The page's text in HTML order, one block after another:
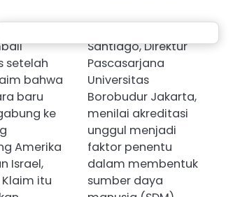
di
setelah
bahwa
baru
ke
Amerika
Israel,
Klaim itu
Santiago, Direktur
Pascasarjana
Universitas
Borobudur Jakarta,
menilai akreditasi
unggul menjadi
faktor penentu
dalam membentuk
sumber daya